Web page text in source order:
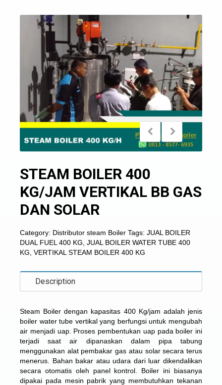
STEAM BOILER 400
KG/JAM VERTIKAL BB GAS
DAN SOLAR
Category: Distributor steam Boiler Tags: JUAL BOILER
DUAL FUEL 400 KG JUAL BOILER WATER TUBE 400
KG VERTIKAL STEAM BOILER 400 KG
Description
Steam Boiler dengan kapasitas 400 Kg/jam adalah jenis
boiler water tube vertikal yang berfungsi untuk mengubah
air menjadi uap. Proses pembentukan uap pada boiler ini
terjadi saat air dipanaskan dalam pipa tabung
menggunakan alat pembakar gas atau solar secara terus
menerus. Bahan bakar atau udara dari luar dikendalikan
secara otomatis oleh panel kontrol. Boiler ini biasanya
dipakai pada mesin pabrik yang membutuhkan tekanan